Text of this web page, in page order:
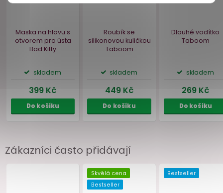
Zákazníci často přidávají